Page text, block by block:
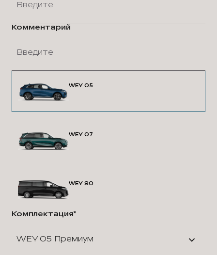
Комментарий
WEY 05
WEY 07
WEY 80
Комплектация*
WEY 05 Премиум